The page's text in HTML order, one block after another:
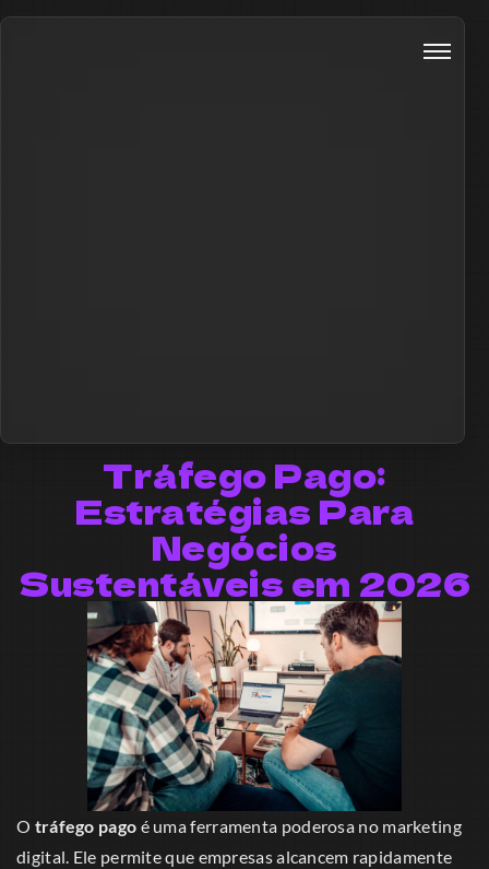
Tráfego Pago:
Estratégias Para
Negócios
Sustentáveis em 2026
O tráfego pago é uma ferramenta poderosa no marketing
digital. Ele permite que empresas alcancem rapidamente